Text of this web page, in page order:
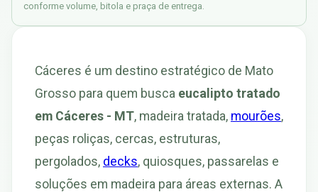
conforme volume, bitola e praça de entrega.
Cáceres é um destino estratégico de Mato
Grosso para quem busca eucalipto tratado
em Cáceres - MT, madeira tratada, mourões,
peças roliças, cercas, estruturas,
pergolados, decks, quiosques, passarelas e
soluções em madeira para áreas externas. A